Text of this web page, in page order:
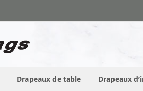
Drapeaux de table Drapeaux